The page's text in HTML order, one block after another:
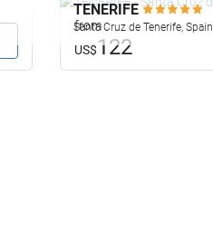
TENERIFE
Santa Cruz de Tenerife, Spain
from
US$122